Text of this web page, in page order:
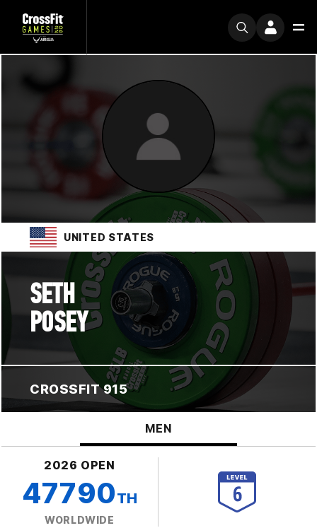
UNITED STATES
SETH
POSEY
CROSSFIT 915
MEN
2026 OPEN
47790TH
WORLDWIDE